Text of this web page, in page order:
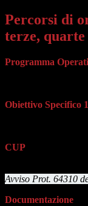
Percorsi di
terze, quarte
Programma
Obiettivo Specifico
CUP
Avviso Prot. 64310
Documentazione